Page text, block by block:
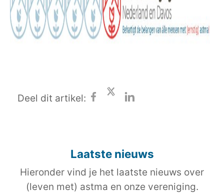
Deel dit artikel:
Laatste nieuws
Hieronder vind je het laatste nieuws over
(leven met) astma en onze vereniging.